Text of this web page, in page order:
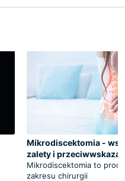
Mikrodiscektomia -
zalety i
Mikrodiscektomia to
zakresu chirurgii